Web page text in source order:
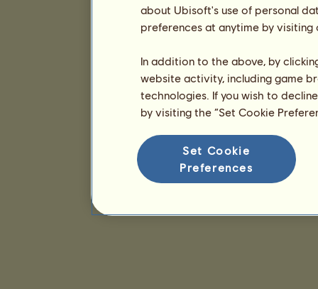
about Ubisoft's use of personal
preferences at anytime by
In addition to the above, by
website activity, including game
technologies. If you wish to
by visiting the “Set Cookie
Set Cookie
Preferences